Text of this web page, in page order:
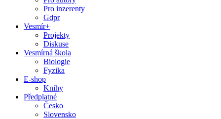
Pro inzerenty
Gdpr
Vesmír+
Projekty
Diskuse
Vesmírná škola
Biologie
Fyzika
E-shop
Knihy
Předplatné
Česko
Slovensko